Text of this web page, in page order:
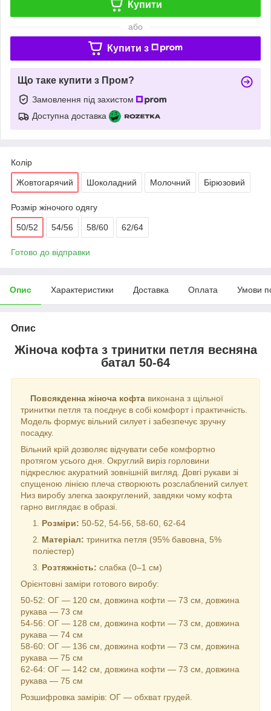
Купити
або
Купити з
Що таке купити з Пром?
Замовлення під захистом
Доступна доставка
Колір
Жовтогарячий Шоколадний Молочний Бірюзовий
Розмір жіночого одягу
50/52 54/56 58/60 62/64
Готово до відправки
Опис Характеристики Доставка Оплата Умови
Опис
Жіноча кофта з тринитки петля весняна
батал 50-64
Повсякденна жіноча кофта виконана з щільної
тринитки петля та поєднує в собі комфорт і практичність.
Модель формує вільний силует і забезпечує зручну
посадку.
Вільний крій дозволяє відчувати себе комфортно
протягом усього дня. Округлий виріз горловини
підкреслює акуратний зовнішній вигляд. Довгі рукави зі
спущеною лінією плеча створюють розслаблений силует.
Низ виробу злегка заокруглений, завдяки чому кофта
гарно виглядає в образі.
Розміри: 50-52, 54-56, 58-60, 62-64
Матеріал: тринитка петля (95% бавовна, 5%
поліестер)
Розтяжність: слабка (0–1 см)
Орієнтовні заміри готового виробу:
50-52: ОГ — 120 см, довжина кофти — 73 см, довжина
рукава — 73 см
54-56: ОГ — 128 см, довжина кофти — 73 см, довжина
рукава — 74 см
58-60: ОГ — 136 см, довжина кофти — 73 см, довжина
рукава — 75 см
62-64: ОГ — 142 см, довжина кофти — 73 см, довжина
рукава — 75 см
Розшифровка замірів: ОГ — обхват грудей.